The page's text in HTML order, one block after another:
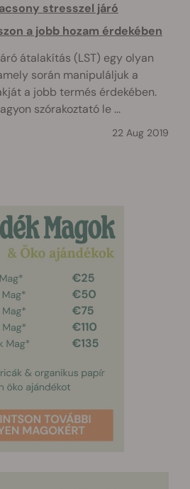
stresszel járó
a jobb hozam érdekében
átalakítás (LST) egy olyan
során manipuláljuk a
a jobb termés érdekében.
szórakoztató le ...
22 Aug 2019